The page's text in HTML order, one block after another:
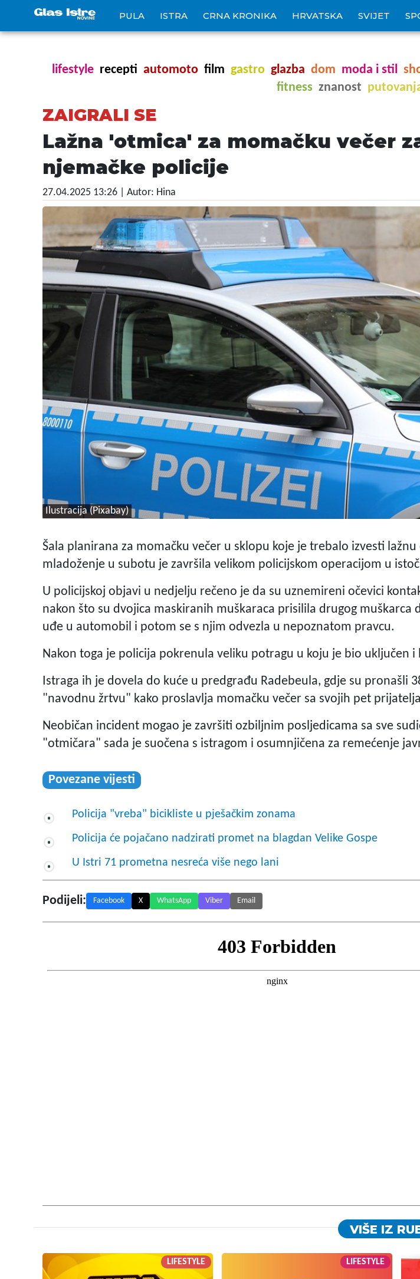
PULA ISTRA CRNA KRONIKA HRVATSKA SVIJET
lifestyle recepti automoto film gastro glazba dom moda i stil
fitness znanost
ZAIGRALI SE
Lažna 'otmica' za momačku večer
njemačke policije
27.04.2025 13:26 | Autor: Hina
Ilustracija (Pixabay)
Šala planirana za momačku večer u sklopu koje je trebalo izvesti lažnu
mladoženje u subotu je završila velikom policijskom operacijom u
U policijskoj objavi u nedjelju rečeno je da su uznemireni očevici
nakon što su dvojica maskiranih muškaraca prisilila drugog muškarca
uđe u automobil i potom se s njim odvezla u nepoznatom pravcu.
Nakon toga je policija pokrenula veliku potragu u koju je bio uključen i
Istraga ih je dovela do kuće u predgrađu Radebeula, gdje su pronašli
"navodnu žrtvu" kako proslavlja momačku večer sa svojih pet
Neobičan incident mogao je završiti ozbiljnim posljedicama sa sve
"otmičara" sada je suočena s istragom i osumnjičena za remećenje
Povezane vijesti
Policija "vreba" bicikliste u pješačkim zonama
Policija će pojačano nadzirati promet na blagdan Velike Gospe
U Istri 71 prometna nesreća više nego lani
Podijeli: Facebook X WhatsApp Viber Email
VIŠE IZ
LIFESTYLE LIFESTYLE